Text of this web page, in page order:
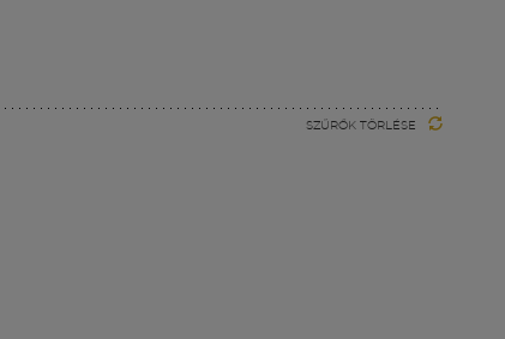
SZŰRŐK TÖRLÉSE